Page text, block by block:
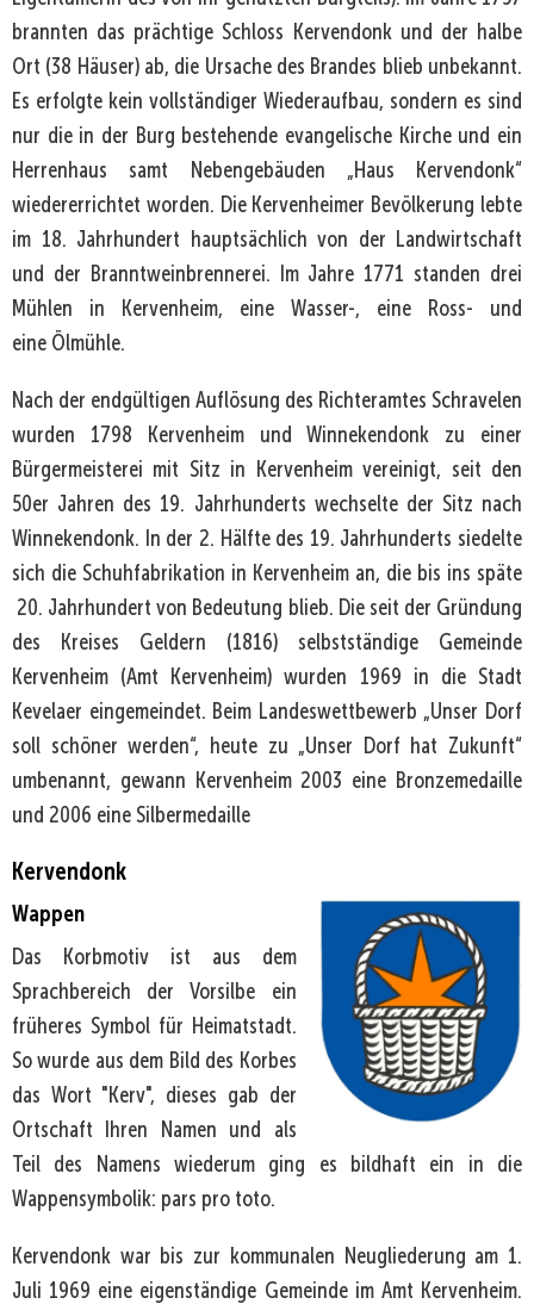
brannten das prächtige Schloss Kervendonk und der halbe
Ort (38 Häuser) ab, die Ursache des Brandes blieb unbekannt.
Es erfolgte kein vollständiger Wiederaufbau, sondern es sind
nur die in der Burg bestehende evangelische Kirche und ein
Herrenhaus samt Nebengebäuden „Haus Kervendonk“
wiedererrichtet worden. Die Kervenheimer Bevölkerung lebte
im 18. Jahrhundert hauptsächlich von der Landwirtschaft
und der Branntweinbrennerei. Im Jahre 1771 standen drei
Mühlen in Kervenheim, eine Wasser-, eine Ross- und
eine Ölmühle.
Nach der endgültigen Auflösung des Richteramtes Schravelen
wurden 1798 Kervenheim und Winnekendonk zu einer
Bürgermeisterei mit Sitz in Kervenheim vereinigt, seit den
50er Jahren des 19. Jahrhunderts wechselte der Sitz nach
Winnekendonk. In der 2. Hälfte des 19. Jahrhunderts siedelte
sich die Schuhfabrikation in Kervenheim an, die bis ins späte
20. Jahrhundert von Bedeutung blieb. Die seit der Gründung
des Kreises Geldern (1816) selbstständige Gemeinde
Kervenheim (Amt Kervenheim) wurden 1969 in die Stadt
Kevelaer eingemeindet. Beim Landeswettbewerb „Unser Dorf
soll schöner werden“, heute zu „Unser Dorf hat Zukunft“
umbenannt, gewann Kervenheim 2003 eine Bronzemedaille
und 2006 eine Silbermedaille
Kervendonk
Wappen
Das Korbmotiv ist aus dem
Sprachbereich der Vorsilbe ein
früheres Symbol für Heimatstadt.
So wurde aus dem Bild des Korbes
das Wort "Kerv", dieses gab der
Ortschaft Ihren Namen und als
Teil des Namens wiederum ging es bildhaft ein in die
Wappensymbolik: pars pro toto.
Kervendonk war bis zur kommunalen Neugliederung am 1.
Juli 1969 eine eigenständige Gemeinde im Amt Kervenheim.